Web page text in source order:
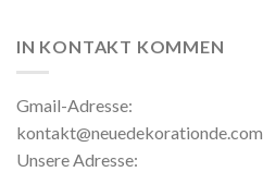
IN KONTAKT KOMMEN
Gmail-Adresse:
kontakt@neuedekorationde.com
Unsere Adresse: